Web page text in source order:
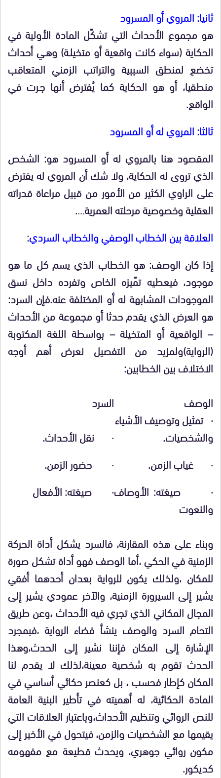
ثانيا: المروي أو المسرود
هو مجموع الأحداث التي تشكّل المادة الأولية في
الحكاية (سواء كانت واقعية أو متخيلـة) وهـي أحداث
تخضع لمنطق السببية والتراتب الزمني المتعاقب
منطقيا، أو هو الحكاية كما يُفترض أنها جـرت في
الواقع.
ثالثا: المروي له أو المسرود
المقصود هنا بالمروي له أو المسرود هو: الشخص
الذي تروى له الحكاية، ولا شك أن المروي له يفترض
على الراوي الكثير من الأمور من قبيل مراعاة قدراته
العقلية وخصوصية مرحلته العمرية….
العلاقة بين الخطاب الوصفي والخطاب السردي:
إذا كان الوصف: هو الخطاب الذي يسم كل ما هو
موجود، فيعطيه تمّيزه الخاص وتفرده داخل نسق
الموجودات المشابهة له أو المختلفة عنه.فإن السرد:
هو العرض الذي يقدم حدثا أو مجموعة من الأحداث
– الواقعية أو المتخيلة – بواسطة اللغة المكتوبة
(الرواية)ولمزيد من التفصيل نعرض أهم أوجه
الاختلاف بين الخطابين:
الوصف
السرد
· تمثيل وتوصيف الأشياء
والشخصيات.
· غياب الزمن.
· صيغته: الأوصاف
والنعوت
· نقل الأحداث.
· حضور الزمن.
· صيغته: الأفعال
وبناء على هذه المقارنة، فالسرد يشكل أداة الحركة
الزمنية في الحكي ،أما الوصف فهو أداة تشكل صورة
للمكان ،ولذلك يكون للرواية بعدان أحدهما أفقي
يشير إلى السيرورة الزمنية، والآخر عمودي يشير إلى
المجال المكاني الذي تجري فيه الأحداث ،وعن طريق
التحام السرد والوصف ينشأ فضاء الرواية ،فبمجرد
الإشارة إلى المكان فإننا نشير إلى الحدث،وهذا
الحدث تقوم به شخصية معينة،لذلك لا يقدم لنا
المكان كإطار فحسب ، بل كعنصر حكائي أساسي في
المادة الحكائية، له أهميته في تأطير البنية العامة
للنص الروائي وتنظيم الأحداث،وباعتبار العلاقات التي
يقيمها مع الشخصيات والزمن، فيتحول في الأخير إلى
مكون روائي جوهري، ويحدث قطيعة مع مفهومه
كديكور.